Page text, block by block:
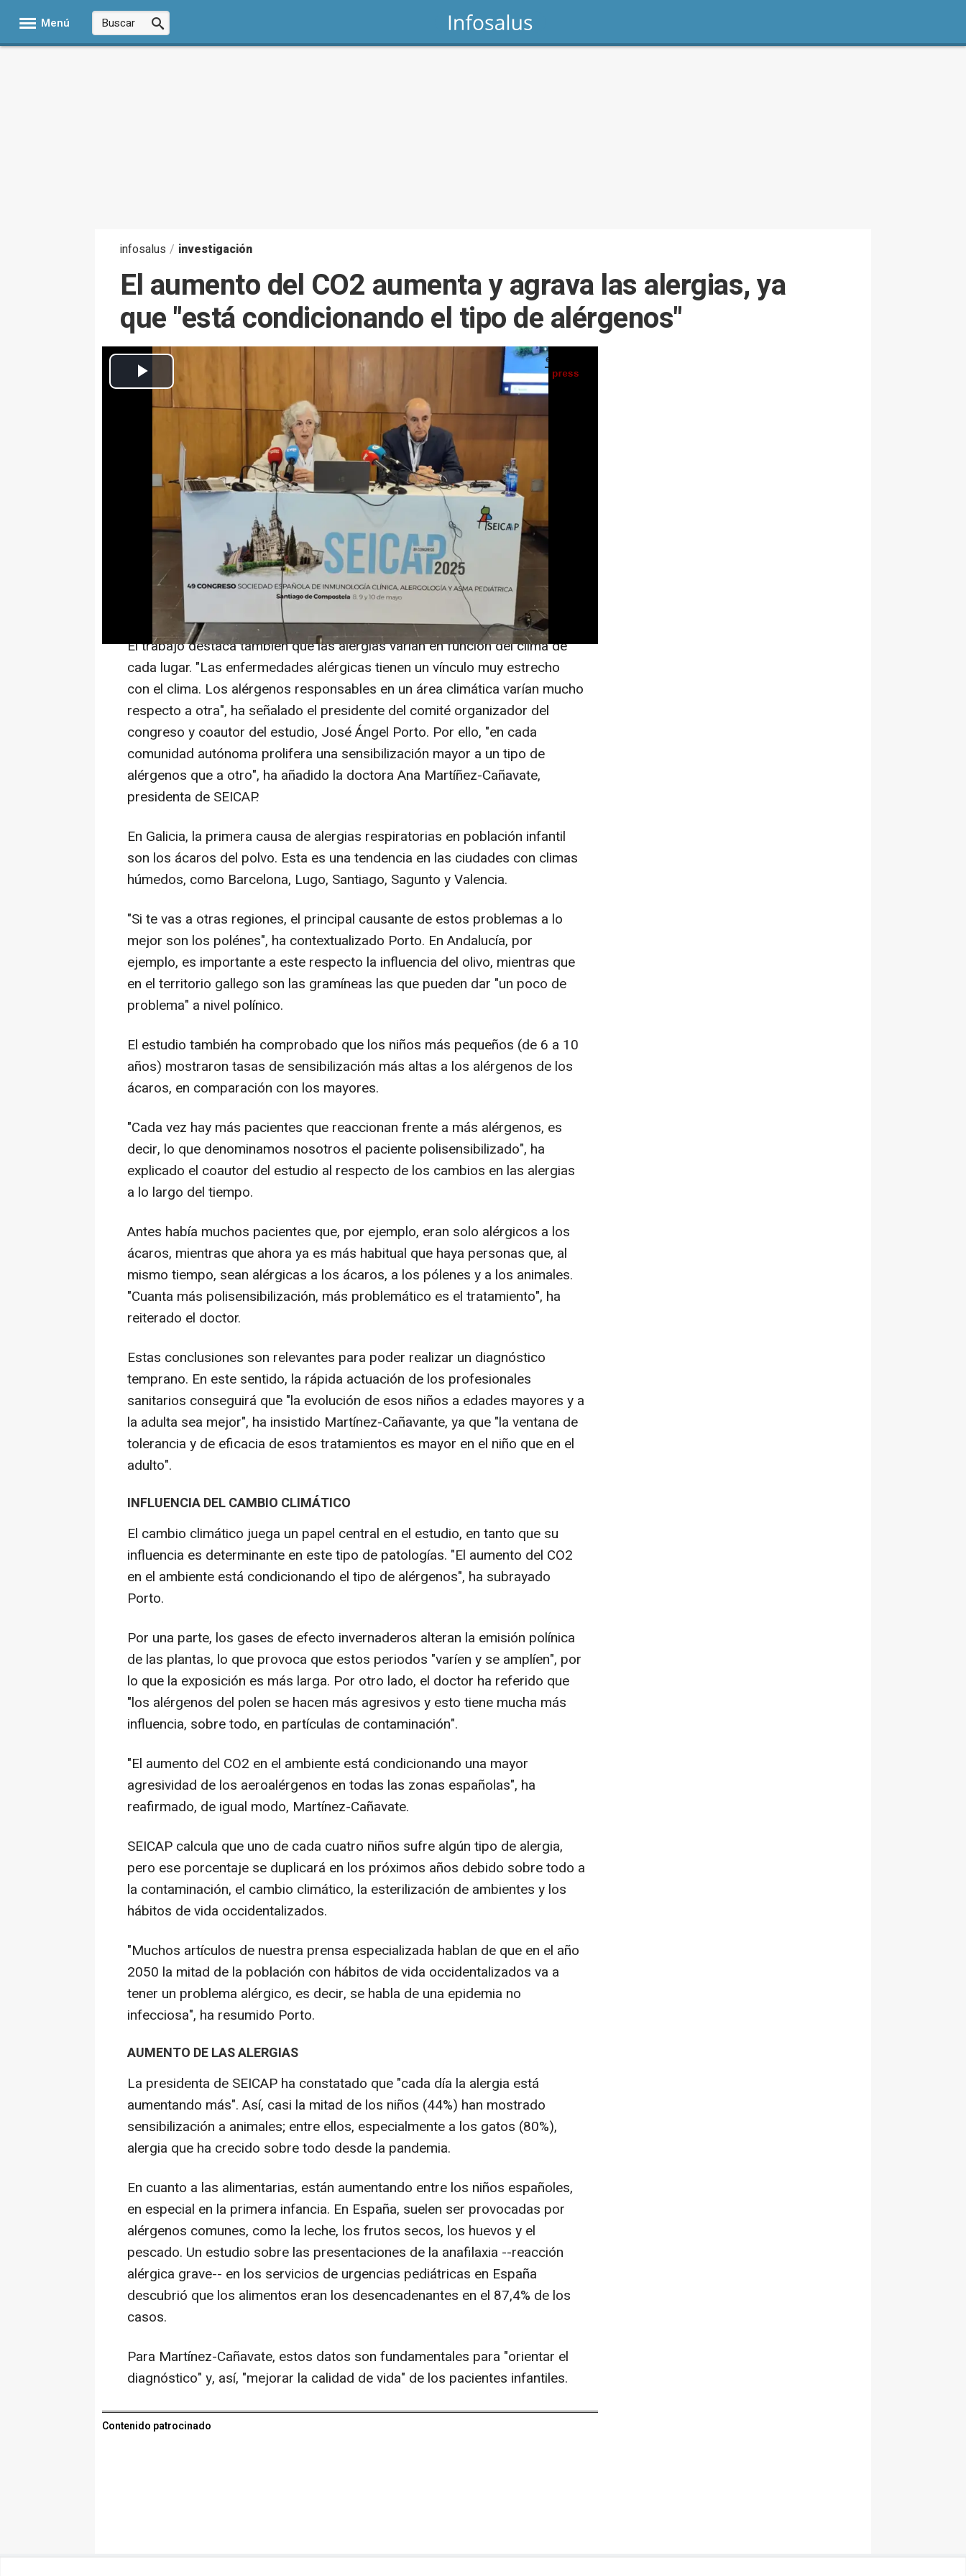
Menú
infosalus / investigación
El aumento del CO2 aumenta y agrava las alergias, ya
que "está condicionando el tipo de alérgenos"
El presidente del comité organizador del congreso de SEICAP, José Ángel Porto, y la presidenta de la sociedad, Ana Martínez-Cañavate, en rueda de
prensa, a 8 de mayo de 2025. - EUROPA PRESS
Infosalus
Actualizado: jueves, 8 mayo 2025 14:34 Abrir opciones para compartir
Seguir en
SANTIAGO DE COMPOSTELA 8 May. (EUROPA PRESS) -
El aumento del CO2 en el aire que respiramos está incrementando y
agravando las alergias, ya que "está condicionando el tipo de alérgenos",
según un estudio realizado en hospitales de la Sociedad Española de
Inmunología Clínica Alergología y Asma Pediátrica (SEICAP), presentado en
rueda de prensa este jueves en el marco de la 49ª edición de su congreso
nacional.
El trabajo destaca también que las alergias varían en función del clima de
cada lugar. "Las enfermedades alérgicas tienen un vínculo muy estrecho
con el clima. Los alérgenos responsables en un área climática varían mucho
respecto a otra", ha señalado el presidente del comité organizador del
congreso y coautor del estudio, José Ángel Porto. Por ello, "en cada
comunidad autónoma prolifera una sensibilización mayor a un tipo de
alérgenos que a otro", ha añadido la doctora Ana Martíñez-Cañavate,
presidenta de SEICAP.
En Galicia, la primera causa de alergias respiratorias en población infantil
son los ácaros del polvo. Esta es una tendencia en las ciudades con climas
húmedos, como Barcelona, Lugo, Santiago, Sagunto y Valencia.
"Si te vas a otras regiones, el principal causante de estos problemas a lo
mejor son los polénes", ha contextualizado Porto. En Andalucía, por
ejemplo, es importante a este respecto la influencia del olivo, mientras que
en el territorio gallego son las gramíneas las que pueden dar "un poco de
problema" a nivel polínico.
El estudio también ha comprobado que los niños más pequeños (de 6 a 10
años) mostraron tasas de sensibilización más altas a los alérgenos de los
ácaros, en comparación con los mayores.
"Cada vez hay más pacientes que reaccionan frente a más alérgenos, es
decir, lo que denominamos nosotros el paciente polisensibilizado", ha
explicado el coautor del estudio al respecto de los cambios en las alergias
a lo largo del tiempo.
Antes había muchos pacientes que, por ejemplo, eran solo alérgicos a los
ácaros, mientras que ahora ya es más habitual que haya personas que, al
mismo tiempo, sean alérgicas a los ácaros, a los pólenes y a los animales.
"Cuanta más polisensibilización, más problemático es el tratamiento", ha
reiterado el doctor.
Estas conclusiones son relevantes para poder realizar un diagnóstico
temprano. En este sentido, la rápida actuación de los profesionales
sanitarios conseguirá que "la evolución de esos niños a edades mayores y a
la adulta sea mejor", ha insistido Martínez-Cañavante, ya que "la ventana de
tolerancia y de eficacia de esos tratamientos es mayor en el niño que en el
adulto".
INFLUENCIA DEL CAMBIO CLIMÁTICO
El cambio climático juega un papel central en el estudio, en tanto que su
influencia es determinante en este tipo de patologías. "El aumento del CO2
en el ambiente está condicionando el tipo de alérgenos", ha subrayado
Porto.
Por una parte, los gases de efecto invernaderos alteran la emisión polínica
de las plantas, lo que provoca que estos periodos "varíen y se amplíen", por
lo que la exposición es más larga. Por otro lado, el doctor ha referido que
"los alérgenos del polen se hacen más agresivos y esto tiene mucha más
influencia, sobre todo, en partículas de contaminación".
"El aumento del CO2 en el ambiente está condicionando una mayor
agresividad de los aeroalérgenos en todas las zonas españolas", ha
reafirmado, de igual modo, Martínez-Cañavate.
SEICAP calcula que uno de cada cuatro niños sufre algún tipo de alergia,
pero ese porcentaje se duplicará en los próximos años debido sobre todo a
la contaminación, el cambio climático, la esterilización de ambientes y los
hábitos de vida occidentalizados.
"Muchos artículos de nuestra prensa especializada hablan de que en el año
2050 la mitad de la población con hábitos de vida occidentalizados va a
tener un problema alérgico, es decir, se habla de una epidemia no
infecciosa", ha resumido Porto.
AUMENTO DE LAS ALERGIAS
La presidenta de SEICAP ha constatado que "cada día la alergia está
aumentando más". Así, casi la mitad de los niños (44%) han mostrado
sensibilización a animales; entre ellos, especialmente a los gatos (80%),
alergia que ha crecido sobre todo desde la pandemia.
En cuanto a las alimentarias, están aumentando entre los niños españoles,
en especial en la primera infancia. En España, suelen ser provocadas por
alérgenos comunes, como la leche, los frutos secos, los huevos y el
pescado. Un estudio sobre las presentaciones de la anafilaxia --reacción
alérgica grave-- en los servicios de urgencias pediátricas en España
descubrió que los alimentos eran los desencadenantes en el 87,4% de los
casos.
Para Martínez-Cañavate, estos datos son fundamentales para "orientar el
diagnóstico" y, así, "mejorar la calidad de vida" de los pacientes infantiles.
Contenido patrocinado